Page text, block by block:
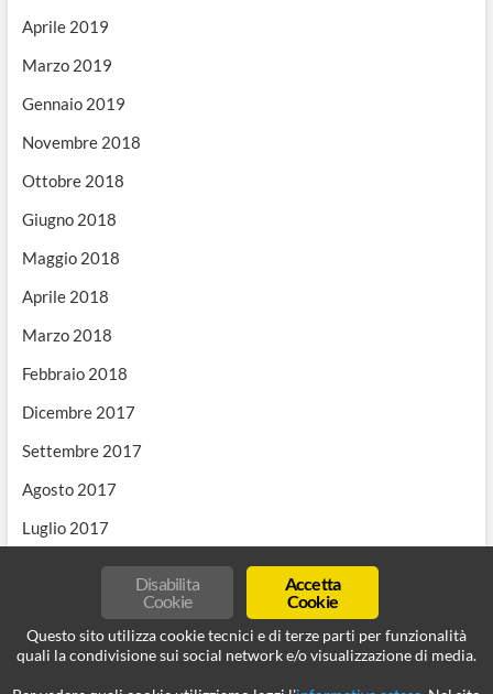
Aprile 2019
Marzo 2019
Gennaio 2019
Novembre 2018
Ottobre 2018
Giugno 2018
Maggio 2018
Aprile 2018
Marzo 2018
Febbraio 2018
Dicembre 2017
Settembre 2017
Agosto 2017
Luglio 2017
Disabilita
Cookie
Accetta
Cookie
Questo sito utilizza cookie tecnici e di terze parti per funzionalità
quali la condivisione sui social network e/o visualizzazione di media.